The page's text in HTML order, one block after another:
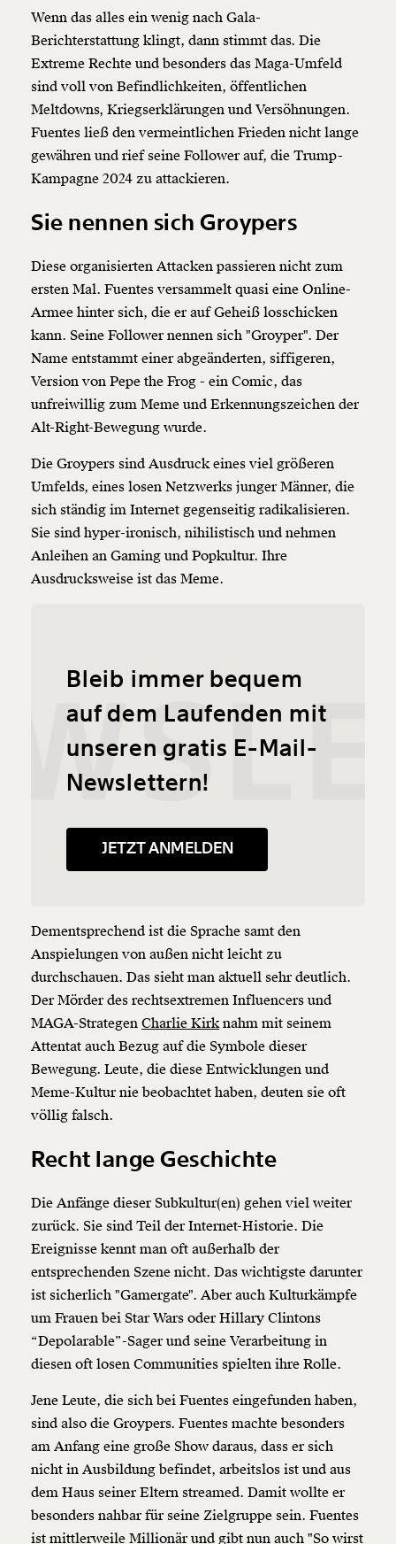
Veränderung
beginnt mit Dir!
Fördermitglied
und wir können gemeinsam
unsere Wirtschaft so gestalten, dass sie für alle
funktioniert. Unsere Recherchen sind für alle frei im
Netz. Unabhängig und werbefrei. Und das wird auch
Wenn das alles ein wenig nach Gala-
Berichterstattung klingt, dann stimmt das. Die
Extreme Rechte und besonders das Maga-Umfeld
sind voll von Befindlichkeiten, öffentlichen
Meltdowns, Kriegserklärungen und Versöhnungen.
Fuentes ließ den vermeintlichen Frieden nicht lange
gewähren und rief seine Follower auf, die Trump-
Kampagne 2024 zu attackieren.
Sie nennen sich Groypers
Diese organisierten Attacken passieren nicht zum
ersten Mal. Fuentes versammelt quasi eine Online-
Armee hinter sich, die er auf Geheiß losschicken
kann. Seine Follower nennen sich "Groyper". Der
Name entstammt einer abgeänderten, siffigeren,
Version von Pepe the Frog - ein Comic, das
unfreiwillig zum Meme und Erkennungszeichen der
Alt-Right-Bewegung wurde.
Die Groypers sind Ausdruck eines viel größeren
Umfelds, eines losen Netzwerks junger Männer, die
sich ständig im Internet gegenseitig radikalisieren.
Sie sind hyper-ironisch, nihilistisch und nehmen
Anleihen an Gaming und Popkultur. Ihre
Ausdrucksweise ist das Meme.
Bleib immer bequem
auf dem Laufenden mit
unseren gratis E-Mail-
Newslettern!
JETZT ANMELDEN
Dementsprechend ist die Sprache samt den
Anspielungen von außen nicht leicht zu
durchschauen. Das sieht man aktuell sehr deutlich.
Der Mörder des rechtsextremen Influencers und
MAGA-Strategen Charlie Kirknahm mit seinem
Attentat auch Bezug auf die Symbole dieser
Bewegung. Leute, die diese Entwicklungen und
Meme-Kultur nie beobachtet haben, deuten sie oft
völlig falsch.
Recht lange Geschichte
Die Anfänge dieser Subkultur(en) gehen viel weiter
zurück. Sie sind Teil der Internet-Historie. Die
Ereignisse kennt man oft außerhalb der
entsprechenden Szene nicht. Das wichtigste darunter
ist sicherlich "Gamergate". Aber auch Kulturkämpfe
um Frauen bei Star Wars oder Hillary Clintons
“Depolarable”-Sager und seine Verarbeitung in
diesen oft losen Communities spielten ihre Rolle.
Jene Leute, die sich bei Fuentes eingefunden haben,
sind also die Groypers. Fuentes machte besonders
am Anfang eine große Show daraus, dass er sich
nicht in Ausbildung befindet, arbeitslos ist und aus
dem Haus seiner Eltern streamed. Damit wollte er
besonders nahbar für seine Zielgruppe sein. Fuentes
ist mittlerweile Millionär und gibt nun auch "So wirst